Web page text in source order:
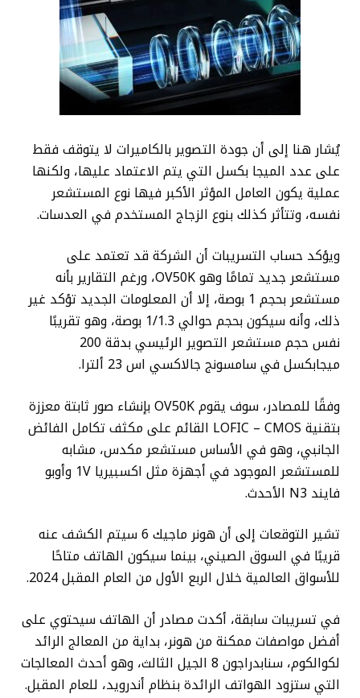
يُشار هنا إلى أن جودة التصوير بالكاميرات لا يتوقف فقط
على عدد الميجا بكسل التي يتم الاعتماد عليها، ولكنها
عملية يكون العامل المؤثر الأكبر فيها نوع المستشعر
نفسه، وتتأثر كذلك بنوع الزجاج المستخدم في العدسات.
ويؤكد حساب التسريبات أن الشركة قد تعتمد على
مستشعر جديد تمامًا وهو OV50K، ورغم التقارير بأنه
مستشعر بحجم 1 بوصة، إلا أن المعلومات الجديد تؤكد غير
ذلك، وأنه سيكون بحجم حوالي 1/1.3 بوصة، وهو تقريبًا
نفس حجم مستشعر التصوير الرئيسي بدقة 200
ميجابكسل في سامسونج جالاكسي اس 23 ألترا.
وفقًا للمصادر، سوف يقوم OV50K بإنشاء صور ثابتة معززة
بتقنية LOFIC – CMOS القائم على مكثف تكامل الفائض
الجانبي، وهو في الأساس مستشعر مكدس، مشابه
للمستشعر الموجود في أجهزة مثل اكسبيريا 1V وأوبو
فايند N3 الأحدث.
تشير التوقعات إلى أن هونر ماجيك 6 سيتم الكشف عنه
قريبًا في السوق الصيني، بينما سيكون الهاتف متاحًا
للأسواق العالمية خلال الربع الأول من العام المقبل 2024.
في تسريبات سابقة، أكدت مصادر أن الهاتف سيحتوي على
أفضل مواصفات ممكنة من هونر، بداية من المعالج الرائد
لكوالكوم، سنابدراجون 8 الجيل الثالث، وهو أحدث المعالجات
التي ستزود الهواتف الرائدة بنظام أندرويد، للعام المقبل.